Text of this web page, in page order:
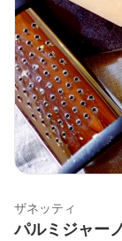
ザネッティ
パルミジャー